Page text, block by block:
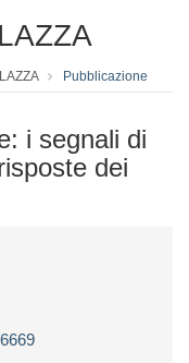
Pubblicazione
i segnali di
dei